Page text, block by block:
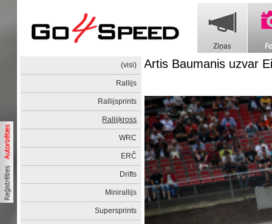
(visi)
Rallijs
Rallijsprints
Rallijkross
WRC
ERČ
Drifts
Minirallijs
Supersprints
Artis Baumanis uzvar